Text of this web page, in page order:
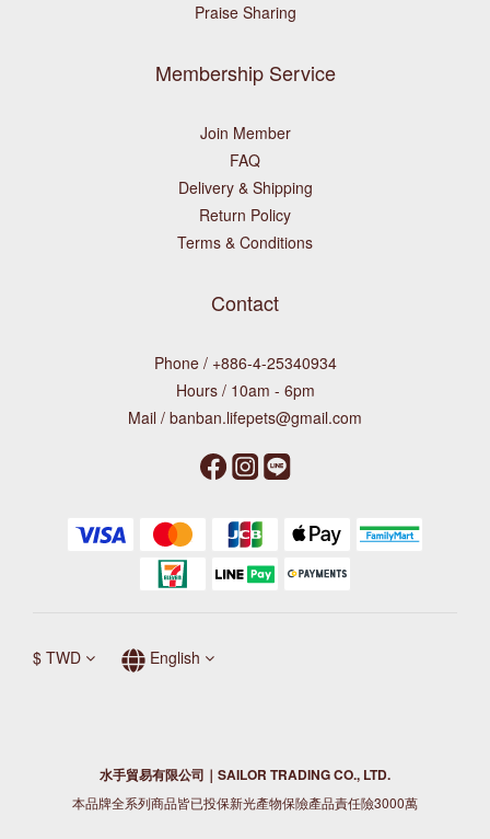
Praise Sharing
Membership Service
Join Member
FAQ
Delivery & Shipping
Return Policy
Terms & Conditions
Contact
Phone / +886-4-25340934
Hours / 10am - 6pm
Mail / banban.lifepets@gmail.com
$ TWD English
水手貿易有限公司｜SAILOR TRADING CO., LTD.
本品牌全系列商品皆已投保新光產物保險產品責任險3000萬